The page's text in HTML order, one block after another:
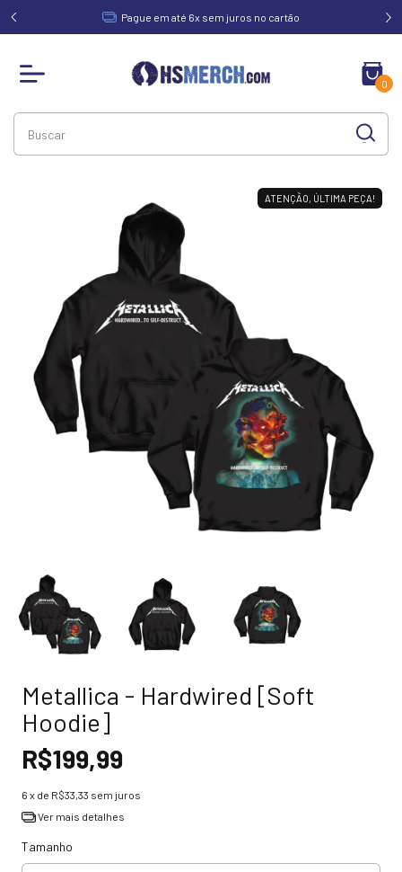
de Pague em até 6x sem juros no cartão
0
ATENÇÃO, ÚLTIMA PEÇA!
Metallica - Hardwired [Soft
Hoodie]
R$199,99
6 x de R$33,33 sem juros
Ver mais detalhes
Tamanho